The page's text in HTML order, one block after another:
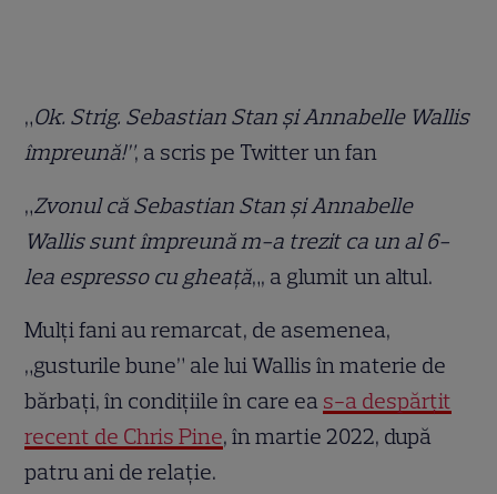
„Ok. Strig. Sebastian Stan și Annabelle Wallis
împreună!”, a scris pe Twitter un fan
„Zvonul că Sebastian Stan și Annabelle
Wallis sunt împreună m-a trezit ca un al 6-
lea espresso cu gheață„, a glumit un altul.
Mulți fani au remarcat, de asemenea,
„gusturile bune” ale lui Wallis în materie de
bărbați, în condițiile în care ea s-a despărțit
recent de Chris Pine, în martie 2022, după
patru ani de relație.